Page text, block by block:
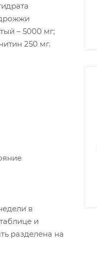
– 5000 мг;
250 мг.
в
и
разделена на